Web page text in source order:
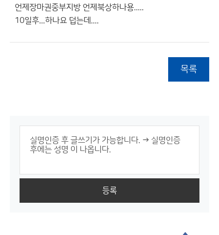
언제장마권중부지방 언제북상하나용.....
10일후...하나요 덥는데....
목록
등록